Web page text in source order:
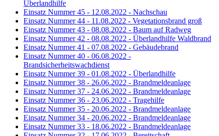
Überlandhilfe
Einsatz Nummer 45 - 12.08.2022 - Nachschau
Einsatz Nummer 44 - 11.08.2022 - Vegetationsbrand groß
Einsatz Nummer 43 - 08.08.2022 - Baum auf Radweg
Einsatz Nummer 42 - 08.08.2022 - Überlandhilfe Waldbrand
Einsatz Nummer 41 - 07.08.2022 - Gebäudebrand
Einsatz Nummer 40 - 06.08.2022 -
Brandsicherheitswachdienst
Einsatz Nummer 39 - 01.08.2022 - Überlandhilfe
Einsatz Nummer 38 - 26.06.2022 - Brandmeldeanlage
Einsatz Nummer 37 - 24.06.2022 - Brandmeldeanlage
Einsatz Nummer 36 - 23.06.2022 - Tragehilfe
Einsatz Nummer 35 - 20.06.2022 - Brandmeldeanlage
Einsatz Nummer 34 - 20.06.2022 - Brandmeldeanlage
Einsatz Nummer 33 - 18.06.2022 - Brandmeldeanlage